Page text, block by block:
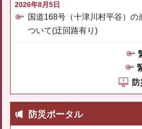
2026年8月5日
国道168号（十津川村平谷）の
ついて(迂回路有り)
防災ポータル